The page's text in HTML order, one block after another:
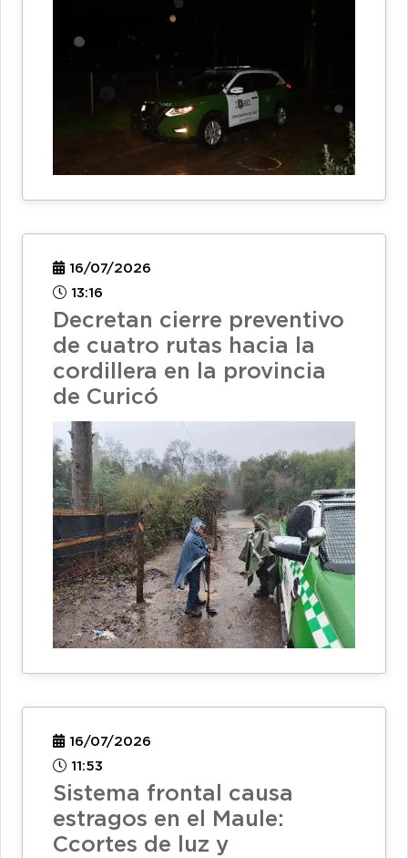
16/07/2026
13:16
Decretan cierre preventivo
de cuatro rutas hacia la
cordillera en la provincia
de Curicó
16/07/2026
11:53
Sistema frontal causa
estragos en el Maule:
Ccortes de luz y